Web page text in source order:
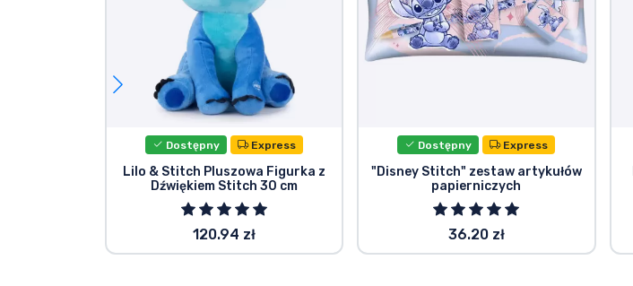
Dostępny Express
Lilo & Stitch Pluszowa Figurka z
Dźwiękiem Stitch 30 cm
120.94 zł
Dostępny Express
"Disney Stitch" zestaw artykułów
papierniczych
36.20 zł